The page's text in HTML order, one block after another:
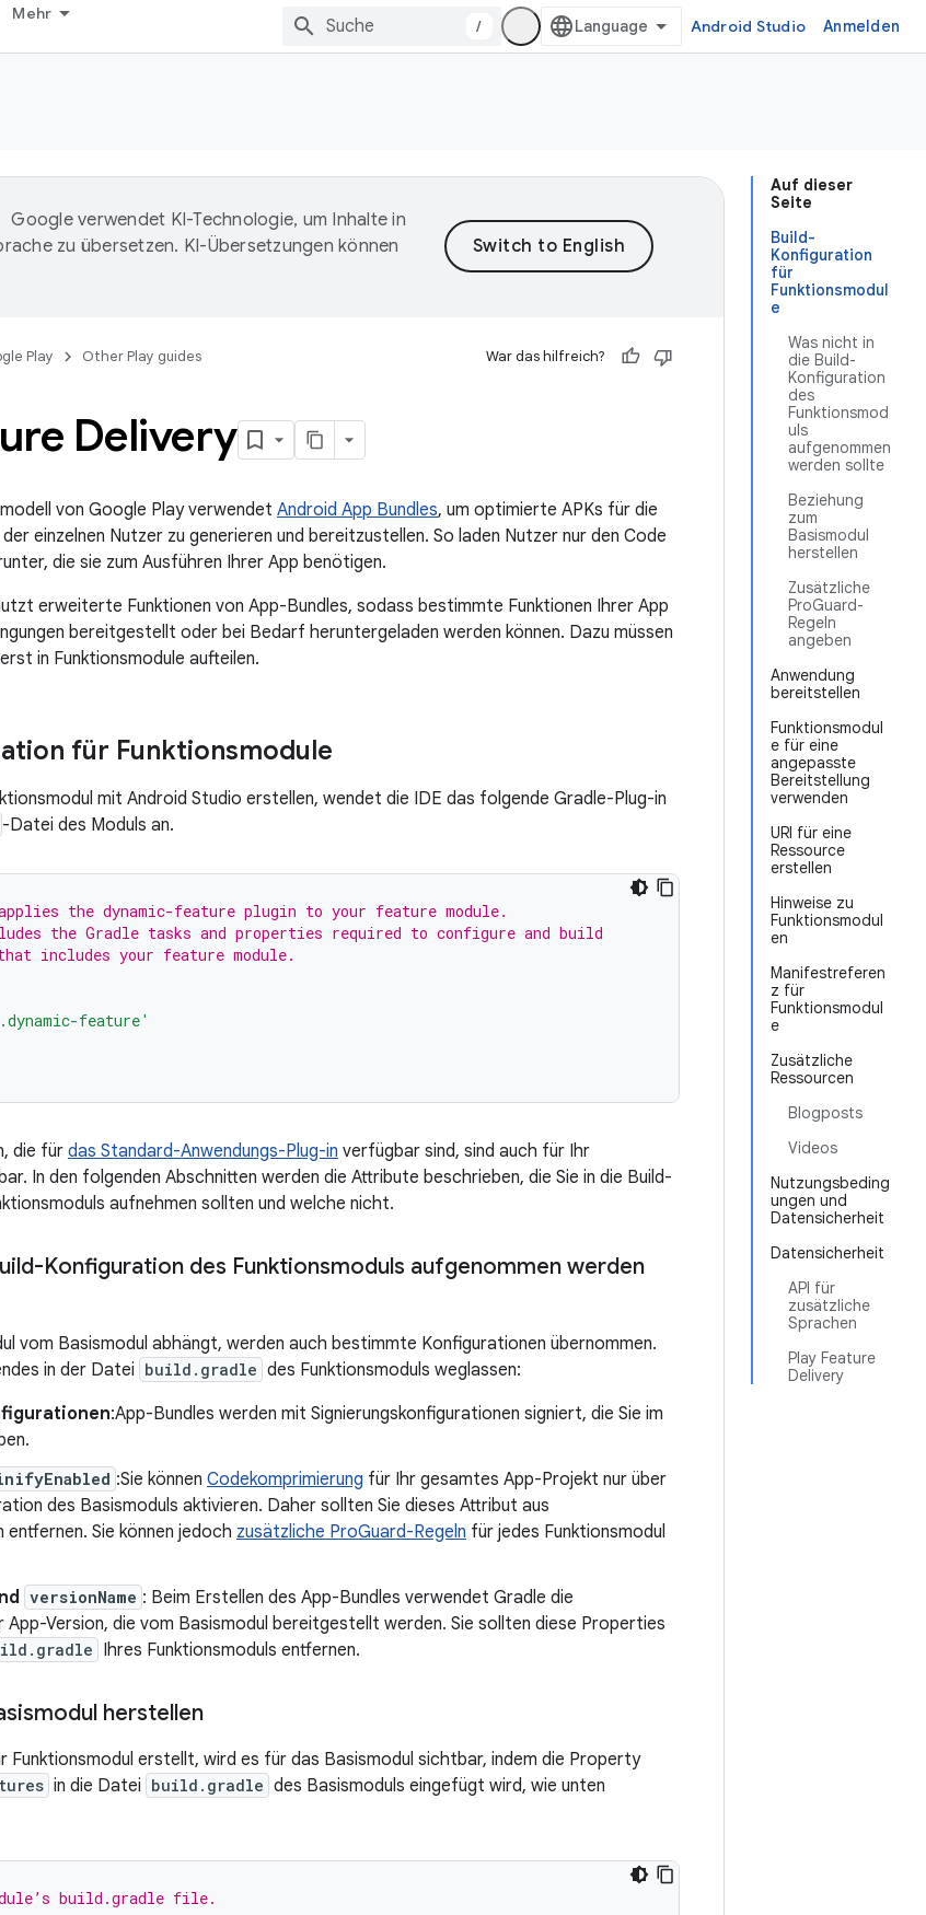
Mehr
/ Android Studio Anmelden
Auf dieser
Seite
Build-
Konfiguration
für
Funktionsmodul
e
Was nicht in
die Build-
Konfiguration
des
Funktionsmod
uls
aufgenommen
werden sollte
Beziehung
zum
Basismodul
herstellen
Zusätzliche
ProGuard-
Regeln
angeben
Anwendung
bereitstellen
Funktionsmodul
e für eine
angepasste
Bereitstellung
verwenden
URI für eine
Ressource
erstellen
Hinweise zu
Funktionsmodul
en
Manifestreferen
z für
Funktionsmodul
e
Zusätzliche
Ressourcen
Blogposts
Videos
Nutzungsbeding
ungen und
Datensicherheit
Datensicherheit
API für
zusätzliche
Sprachen
Play Feature
Delivery
Google verwendet KI-Technologie, um Inhalte in
zu übersetzen. KI-Übersetzungen können
Play Other Play guides War das hilfreich?
Delivery
von Google Play verwendet Android App Bundles, um optimierte APKs für die
einzelnen Nutzer zu generieren und bereitzustellen. So laden Nutzer nur den Code
die sie zum Ausführen Ihrer App benötigen.
erweiterte Funktionen von App-Bundles, sodass bestimmte Funktionen Ihrer App
bereitgestellt oder bei Bedarf heruntergeladen werden können. Dazu müssen
in Funktionsmodule aufteilen.
für Funktionsmodule
mit Android Studio erstellen, wendet die IDE das folgende Gradle-Plug-in
-Datei des Moduls an.
the dynamic-feature plugin to your feature module.
the Gradle tasks and properties required to configure and build
includes your feature module.
feature'
die für das Standard-Anwendungs-Plug-in verfügbar sind, sind auch für Ihr
In den folgenden Abschnitten werden die Attribute beschrieben, die Sie in die Build-
aufnehmen sollten und welche nicht.
Konfiguration des Funktionsmoduls aufgenommen werden
vom Basismodul abhängt, werden auch bestimmte Konfigurationen übernommen.
in der Datei build.gradle des Funktionsmoduls weglassen:
:App-Bundles werden mit Signierungskonfigurationen signiert, die Sie im
:Sie können Codekomprimierung für Ihr gesamtes App-Projekt nur über
des Basismoduls aktivieren. Daher sollten Sie dieses Attribut aus
entfernen. Sie können jedoch zusätzliche ProGuard-Regeln für jedes Funktionsmodul
versionName : Beim Erstellen des App-Bundles verwendet Gradle die
App-Version, die vom Basismodul bereitgestellt werden. Sie sollten diese Properties
Ihres Funktionsmoduls entfernen.
herstellen
Funktionsmodul erstellt, wird es für das Basismodul sichtbar, indem die Property
in die Datei build.gradle des Basismoduls eingefügt wird, wie unten
build.gradle file.